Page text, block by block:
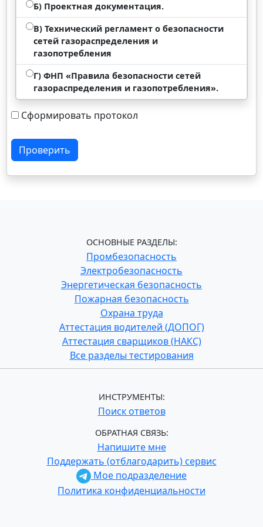
Б) Проектная документация.
В) Технический регламент о безопасности
сетей газораспределения и
газопотребления
Г) ФНП «Правила безопасности сетей
газораспределения и газопотребления».
Сформировать протокол
Проверить
ОСНОВНЫЕ РАЗДЕЛЫ:
Промбезопасность
Электробезопасность
Энергетическая безопасность
Пожарная безопасность
Охрана труда
Аттестация водителей (ДОПОГ)
Аттестация сварщиков (НАКС)
Все разделы тестирования
ИНСТРУМЕНТЫ:
Поиск ответов
ОБРАТНАЯ СВЯЗЬ:
Напишите мне
Поддержать (отблагодарить) сервис
Мое подразделение
Политика конфиденциальности